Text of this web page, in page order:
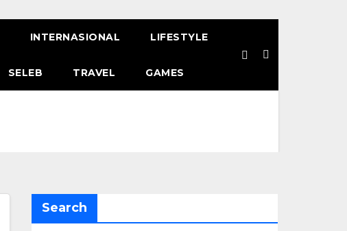
INTERNASIONAL LIFESTYLE
SELEB TRAVEL GAMES
Search